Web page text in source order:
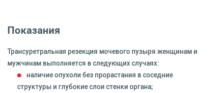
Показания
Трансуретральная резекция мочевого пузыря женщинам и
мужчинам выполняется в следующих случаях:
наличие опухоли без прорастания в соседние
структуры и глубокие слои стенки органа;